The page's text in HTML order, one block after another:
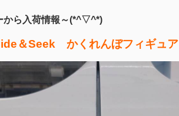
から入荷情報～(*^▽^*)
＆Seek かくれんぼフィギュア